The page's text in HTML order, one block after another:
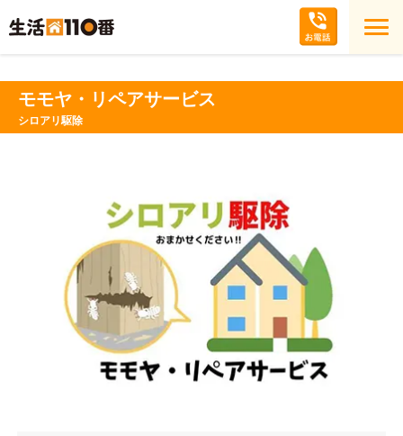
モモヤ・リペアサービス
シロアリ駆除